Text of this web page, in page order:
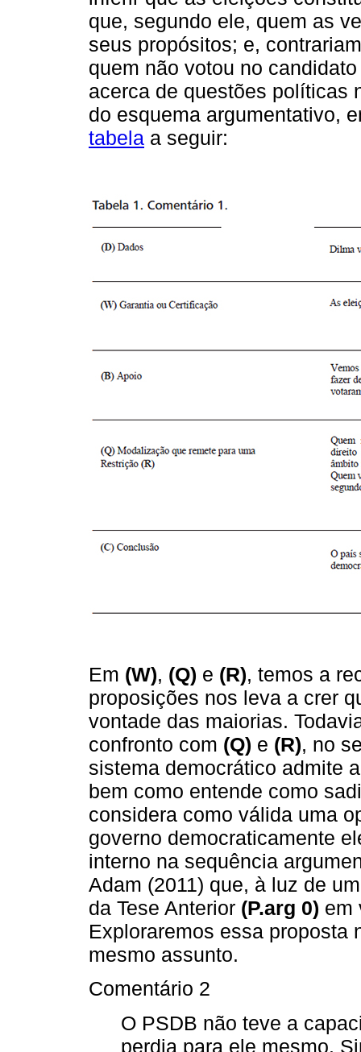
que, segundo ele, quem as
seus propósitos; e,
quem não votou no
acerca de questões políticas
do esquema argumentativo,
tabela a seguir:
Em (W), (Q) e (R), temos a
proposições nos leva a crer
vontade das maiorias.
confronto com (Q) e (R), no
sistema democrático admite
bem como entende como
considera como válida uma
governo democraticamente
interno na sequência
Adam (2011) que, à luz de
da Tese Anterior (P.arg 0) em
Exploraremos essa proposta
mesmo assunto.
Comentário 2
O PSDB não teve a
perdia para ele mesmo.